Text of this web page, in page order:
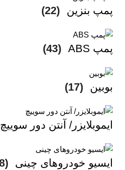
پمپ بنزین (22)
پمپ ABS (43)
بوبین (17)
ایموبلایزر/ آنتن دور سوییچ
ایسیو خودروهای چینی (128)